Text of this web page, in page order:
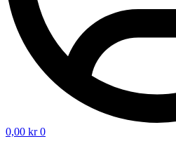
0,00 kr 0